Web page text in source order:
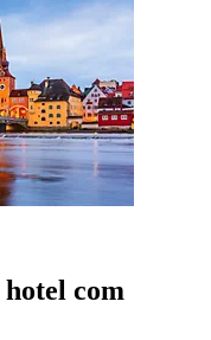
hotel com